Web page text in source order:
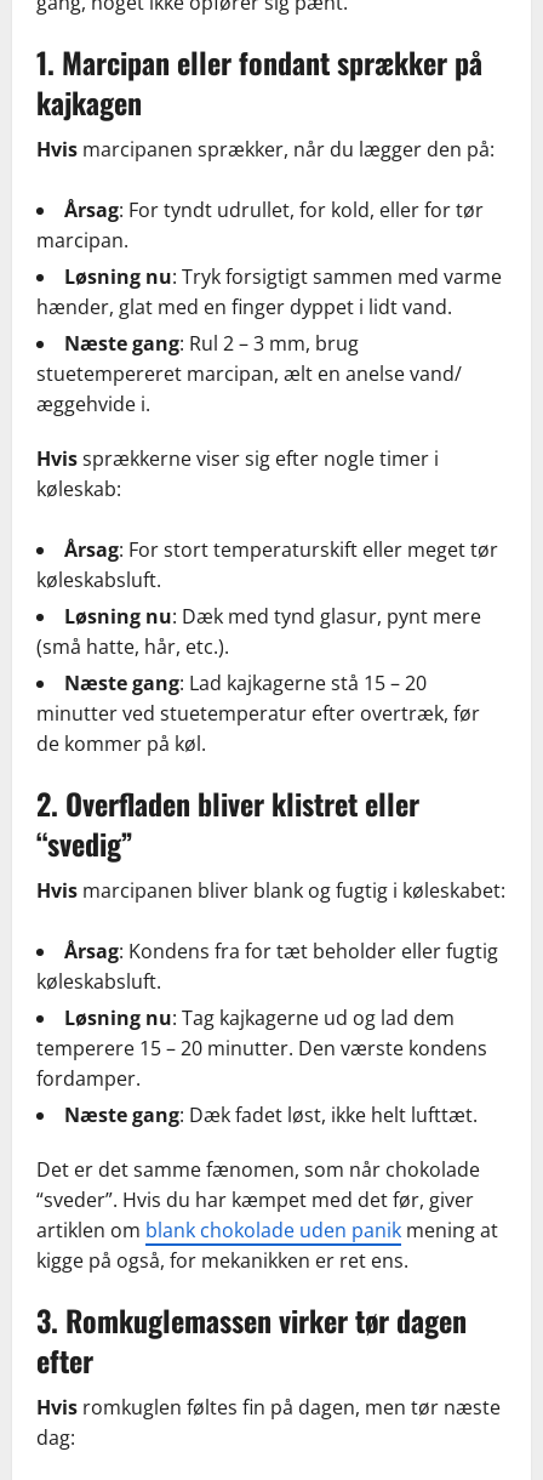
1. Marcipan eller fondant sprækker på
kajkagen
Hvis marcipanen sprækker, når du lægger den på:
Årsag: For tyndt udrullet, for kold, eller for tør
marcipan.
Løsning nu: Tryk forsigtigt sammen med varme
hænder, glat med en finger dyppet i lidt vand.
Næste gang: Rul 2 – 3 mm, brug
stuetempereret marcipan, ælt en anelse vand/
æggehvide i.
Hvissprækkerne viser sig efter nogle timer i
køleskab:
Årsag: For stort temperaturskift eller meget tør
køleskabsluft.
Løsning nu: Dæk med tynd glasur, pynt mere
(små hatte, hår, etc.).
Næste gang: Lad kajkagerne stå 15 – 20
minutter ved stuetemperatur efter overtræk, før
de kommer på køl.
2. Overfladen bliver klistret eller
“svedig”
Hvis marcipanen bliver blank og fugtig i køleskabet:
Årsag: Kondens fra for tæt beholder eller fugtig
køleskabsluft.
Løsning nu: Tag kajkagerne ud og lad dem
temperere 15 – 20 minutter. Den værste kondens
fordamper.
Næste gang: Dæk fadet løst, ikke helt lufttæt.
Det er det samme fænomen, som når chokolade
“sveder”. Hvis du har kæmpet med det før, giver
artiklen om blank chokolade uden panik mening at
kigge på også, for mekanikken er ret ens.
3. Romkuglemassen virker tør dagen
efter
Hvis romkuglen føltes fin på dagen, men tør næste
dag: